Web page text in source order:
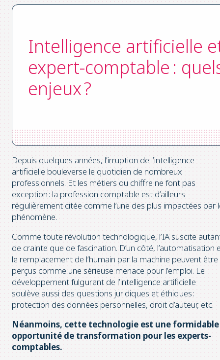
Intelligence artificielle
expert-comptable :
enjeux ?
Depuis quelques années, l’irruption de l’intelligence
artificielle bouleverse le quotidien de nombreux
professionnels. Et les métiers du chiffre ne font pas
exception : la profession comptable est d’ailleurs
régulièrement citée comme l’une des plus impactées par
phénomène.
Comme toute révolution technologique, l’IA suscite
de crainte que de fascination. D’un côté, l’automatisation
le remplacement de l’humain par la machine peuvent être
perçus comme une sérieuse menace pour l’emploi. Le
développement fulgurant de l’intelligence artificielle
soulève aussi des questions juridiques et éthiques :
protection des données personnelles, droit d’auteur, etc.
Néanmoins, cette technologie est une formidable
opportunité de transformation pour les experts-
comptables.